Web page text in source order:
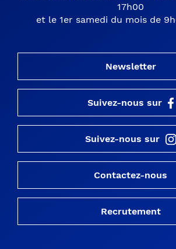
17h00
et le 1er samedi du mois de
Newsletter
Suivez-nous sur
Suivez-nous sur
Contactez-nous
Recrutement